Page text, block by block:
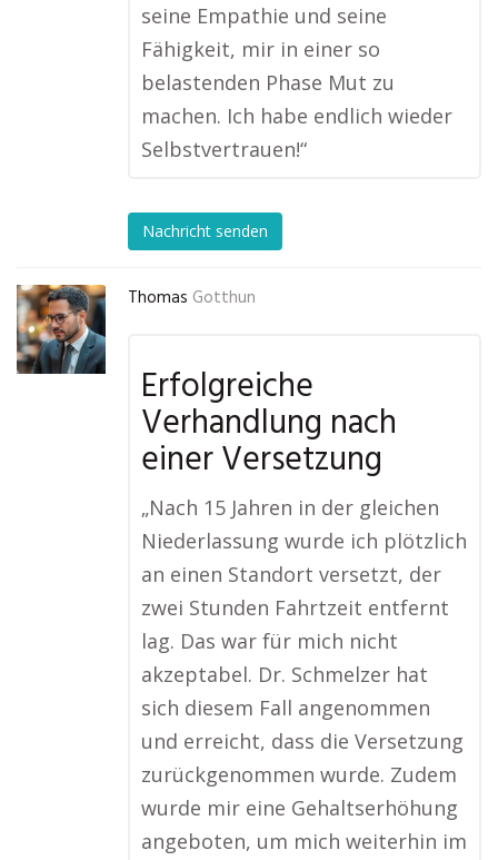
seine Empathie und seine
Fähigkeit, mir in einer so
belastenden Phase Mut zu
machen. Ich habe endlich wieder
Selbstvertrauen!“
Nachricht senden
Thomas Gotthun
Erfolgreiche
Verhandlung nach
einer Versetzung
„Nach 15 Jahren in der gleichen
Niederlassung wurde ich plötzlich
an einen Standort versetzt, der
zwei Stunden Fahrtzeit entfernt
lag. Das war für mich nicht
akzeptabel. Dr. Schmelzer hat
sich diesem Fall angenommen
und erreicht, dass die Versetzung
zurückgenommen wurde. Zudem
wurde mir eine Gehaltserhöhung
angeboten, um mich weiterhin im